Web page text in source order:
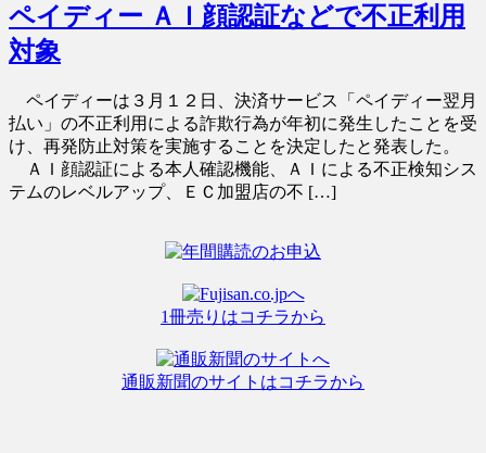
ペイディー ＡＩ顔認証などで不正利用
対象
ペイディーは３月１２日、決済サービス「ペイディー翌月
払い」の不正利用による詐欺行為が年初に発生したことを受
け、再発防止対策を実施することを決定したと発表した。
ＡＩ顔認証による本人確認機能、ＡＩによる不正検知シス
テムのレベルアップ、ＥＣ加盟店の不 […]
1冊売りはコチラから
通販新聞のサイトはコチラから